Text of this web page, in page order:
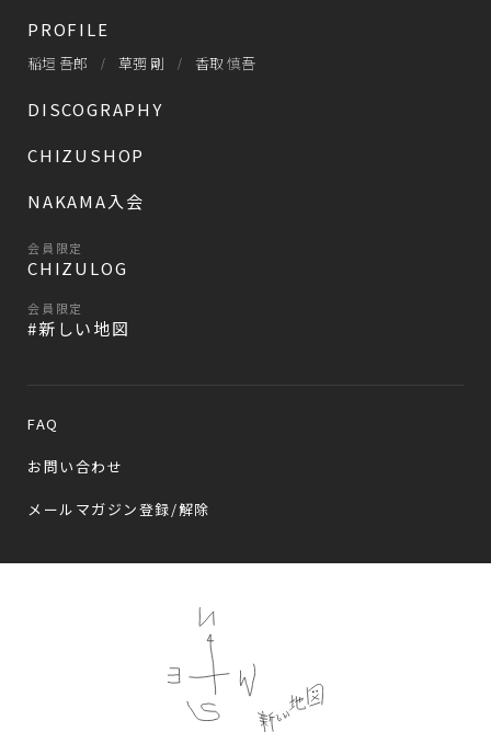
PROFILE
稲垣 吾郎 草彅 剛 香取 慎吾
DISCOGRAPHY
CHIZUSHOP
NAKAMA入会
会員限定
CHIZULOG
会員限定
#新しい地図
FAQ
お問い合わせ
メールマガジン登録/解除